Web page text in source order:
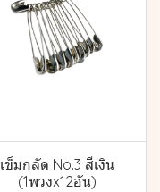
เข็มกลัด No.3 สีเงิน
(1พวงx12อัน)